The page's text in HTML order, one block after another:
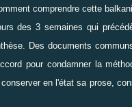
comprendre cette
des 3 semaines qui
Des documents
pour condamner la
en l'état sa prose,